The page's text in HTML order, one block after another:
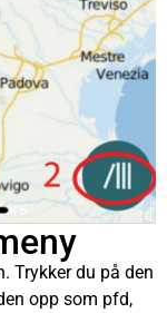
Trykker du på den
opp som pfd,